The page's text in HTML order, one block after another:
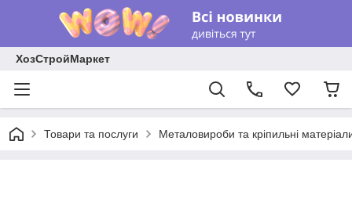
ХозСтройМаркет
Товари та послуги Металовироби та кріпильні